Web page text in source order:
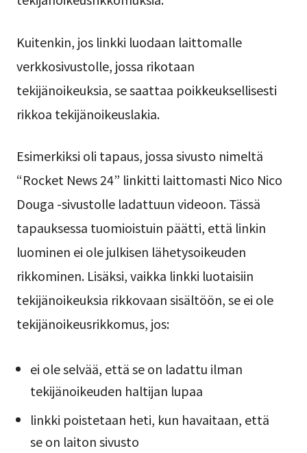
Kuitenkin, jos linkki luodaan laittomalle
verkkosivustolle, jossa rikotaan
tekijänoikeuksia, se saattaa poikkeuksellisesti
rikkoa tekijänoikeuslakia.
Esimerkiksi oli tapaus, jossa sivusto nimeltä
“Rocket News 24” linkitti laittomasti Nico Nico
Douga -sivustolle ladattuun videoon. Tässä
tapauksessa tuomioistuin päätti, että linkin
luominen ei ole julkisen lähetysoikeuden
rikkominen. Lisäksi, vaikka linkki luotaisiin
tekijänoikeuksia rikkovaan sisältöön, se ei ole
tekijänoikeusrikkomus, jos:
ei ole selvää, että se on ladattu ilman
tekijänoikeuden haltijan lupaa
linkki poistetaan heti, kun havaitaan, että
se on laiton sivusto